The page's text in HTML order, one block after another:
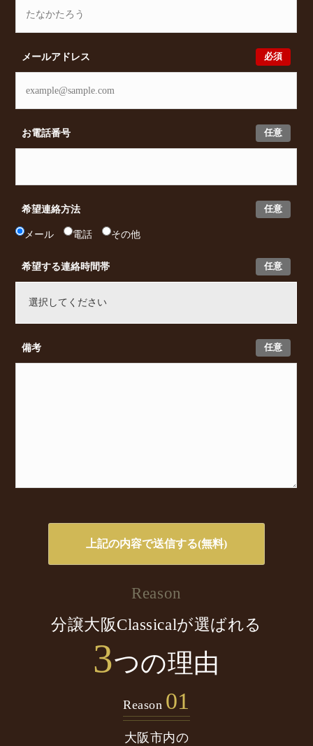
必須
メールアドレス
任意
お電話番号
任意
希望連絡方法
メール 電話 その他
任意
希望する連絡時間帯
任意
備考
Reason
分譲大阪Classicalが選ばれる
3つの理由
Reason 01
大阪市内の